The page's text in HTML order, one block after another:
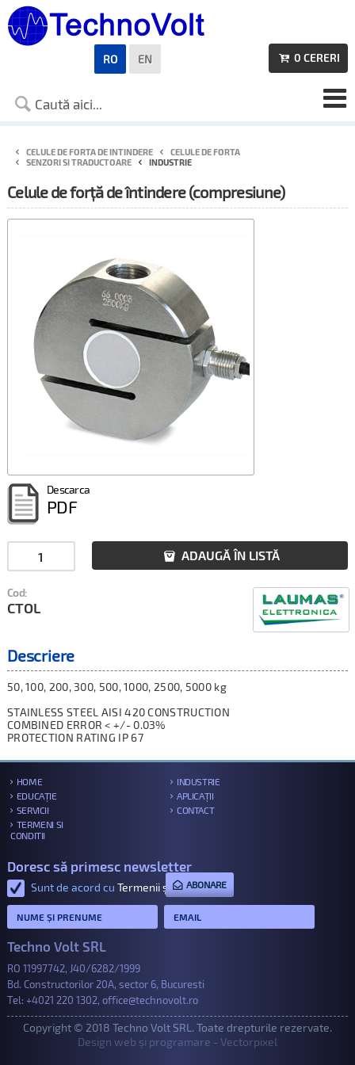

0 CERERI
CELULE DE FORTA DE INTINDERE
CELULE DE FORTA
SENZORI SI TRADUCTOARE
INDUSTRIE
Celule de forță de întindere (compresiune)
Descarca
PDF
 ADAUGĂ ÎN LISTĂ
Cod:
CTOL
Descriere
50, 100, 200, 300, 500, 1000, 2500, 5000 kg
STAINLESS STEEL AISI 420 CONSTRUCTION
COMBINED ERROR < +/- 0.03%
PROTECTION RATING IP 67
RO EN
HOME
INDUSTRIE
EDUCAȚIE
APLICAȚII
SERVICII
CONTACT
TERMENI SI
CONDITII
Doresc să primesc newsletter
Sunt de acord cu Termenii și condițiile.
ABONARE
Techno Volt SRL
RO 11997742, J40/6282/1999
Bd. Constructorilor 20A, sector 6, Bucuresti
Tel: +4021 220 1302, office@technovolt.ro
Copyright © 2018 Techno Volt SRL. Toate drepturile rezervate.
Design web și programare - Vectorpixel